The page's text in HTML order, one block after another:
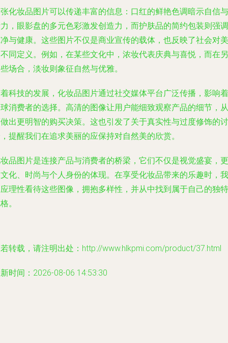
化妆品图片可以传递丰富的信息：口红的鲜艳色调暗示自信与
，眼影盘的多元色彩激发创造力，而护肤品的简约包装则强调
与健康。这些图片不仅是商业宣传的载体，也反映了社会对美
同定义。例如，在某些文化中，浓妆代表庆典与喜悦，而在另
场合，淡妆则象征自然与优雅。
科技的发展，化妆品图片通过社交媒体平台广泛传播，影响着
消费者的选择。高清的图像让用户能细致观察产品的细节，从
出更明智的购买决策。这也引发了关于真实性与过度修饰的讨
提醒我们在追求美丽的应保持对自然美的欣赏。
品图片是连接产品与消费者的桥梁，它们不仅是视觉盛宴，更
化、时尚与个人身份的体现。在享受化妆品带来的乐趣时，我
理性看待这些图像，拥抱多样性，并从中找到属于自己的独特
。
转载，请注明出处：http://www.hlkpmi.com/product/37.html
时间：2026-08-06 14:53:30